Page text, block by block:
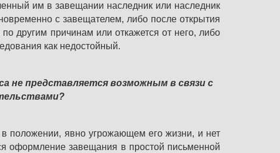
им в завещании наследник или наследник
с завещателем, либо после открытия
другим причинам или откажется от него, либо
как недостойный.
не представляется возможным в связи с
в положении, явно угрожающем его жизни, и нет
оформление завещания в простой письменной